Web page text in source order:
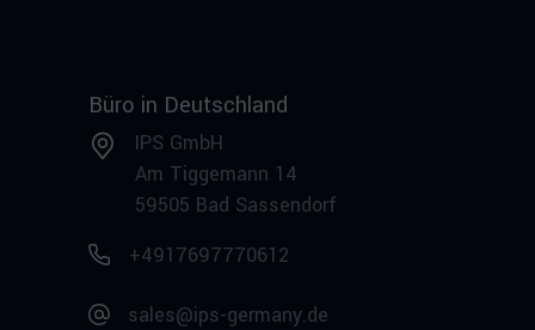
Büro in Deutschland
IPS GmbH
Am Tiggemann 14
59505 Bad Sassendorf
+4917697770612
sales@ips-germany.de